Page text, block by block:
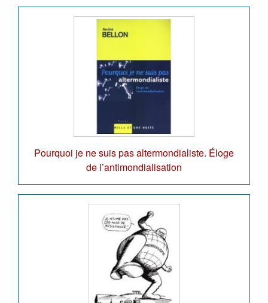
Pourquoi je ne suis pas altermondialiste. Éloge
de l’antimondialisation